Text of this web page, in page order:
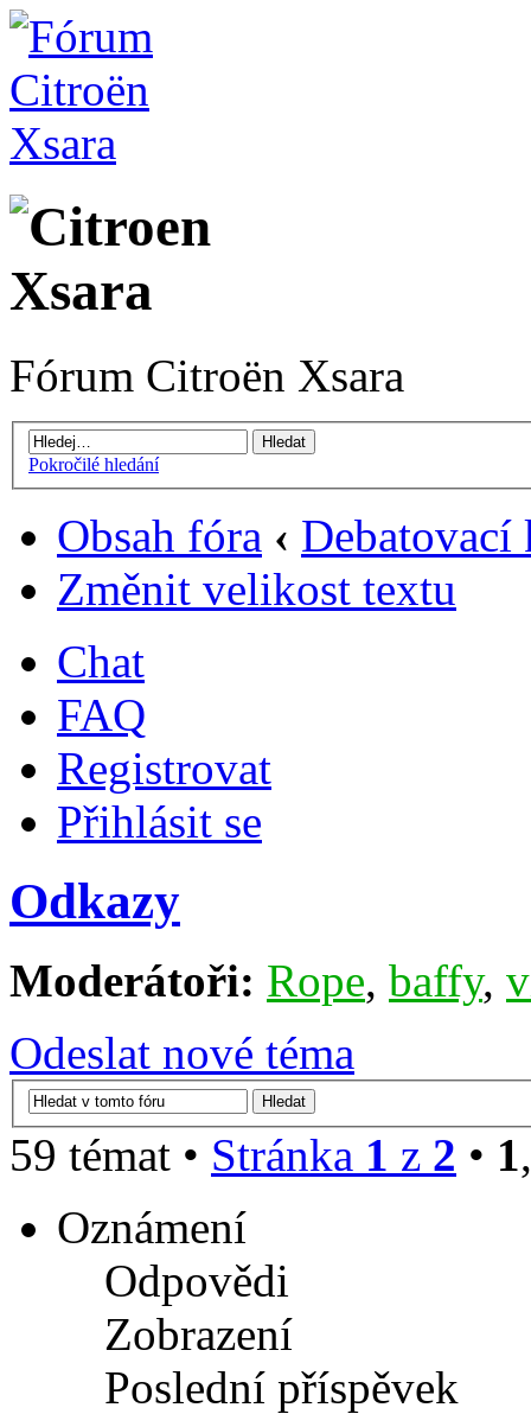
Fórum Citroën Xsara
Pokročilé hledání
Obsah fóra ‹ Debatovací
Změnit velikost textu
Chat
FAQ
Registrovat
Přihlásit se
Odkazy
Moderátoři: Rope, baffy,
Odeslat nové téma
59 témat • Stránka 1 z 2 • 1
Oznámení
Odpovědi
Zobrazení
Poslední příspěvek